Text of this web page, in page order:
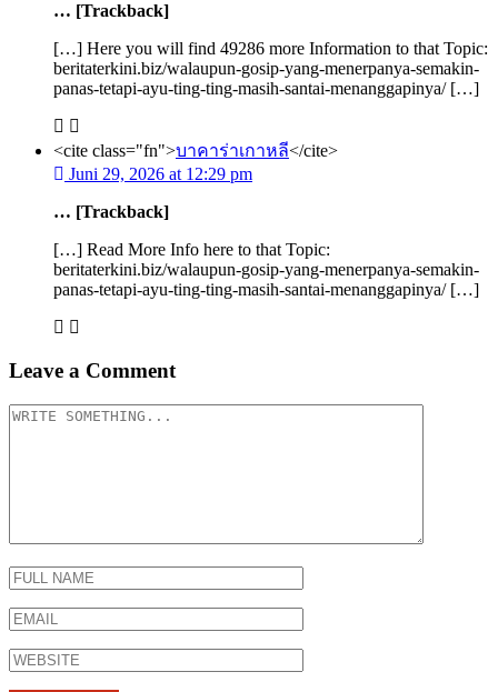
… [Trackback]
[…] Here you will find 49286 more Information to that Topic:
beritaterkini.biz/walaupun-gosip-yang-menerpanya-semakin-
panas-tetapi-ayu-ting-ting-masih-santai-menanggapinya/ […]
<cite class="fn">บาคาร่าเกาหลี</cite>
Juni 29, 2026 at 12:29 pm
… [Trackback]
[…] Read More Info here to that Topic:
beritaterkini.biz/walaupun-gosip-yang-menerpanya-semakin-
panas-tetapi-ayu-ting-ting-masih-santai-menanggapinya/ […]
Leave a Comment